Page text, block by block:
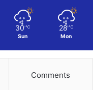
30 ℃
Sun
28 ℃
Mon
Comments